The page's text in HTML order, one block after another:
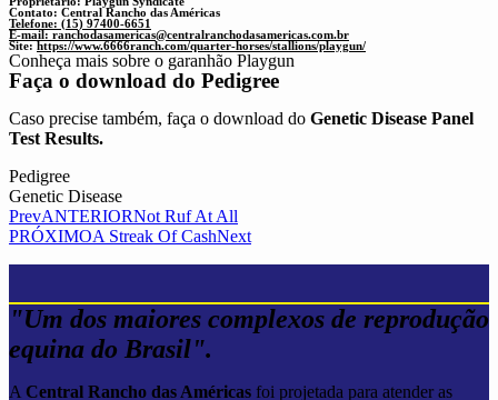
Contato: Central Rancho das Américas
Telefone: (15) 97400-6651
E-mail:ranchodasamericas@centralranchodasamericas.com.br
Site:https://www.6666ranch.com/quarter-horses/stallions/playgun/
Conheça mais sobre o garanhão Playgun
Faça o download do Pedigree
Caso precise também, faça o download do Genetic Disease Panel
Test Results.
Pedigree
Genetic Disease
PrevANTERIORNot Ruf At All
PRÓXIMOA Streak Of CashNext
"Um dos maiores complexos de reprodução
equina do Brasil".
A Central Rancho das Américas foi projetada para atender as